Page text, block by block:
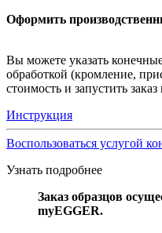
Оформить
Вы можете указать
обработкой (кромление,
стоимость и запустить
Инструкция
Воспользоваться услугой
Узнать подробнее
Заказ образцов
myEGGER.